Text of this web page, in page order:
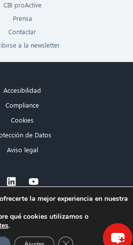
CIB proActive
Prensa
Contactar
a la newsletter
Accesibilidad
Compliance
Cookies
de Datos
Aviso legal
la mejor experiencia en nuestra
qué cookies utilizamos o
.
Cerrar el banner de
×